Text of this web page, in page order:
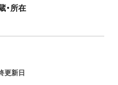
・所在
更新日